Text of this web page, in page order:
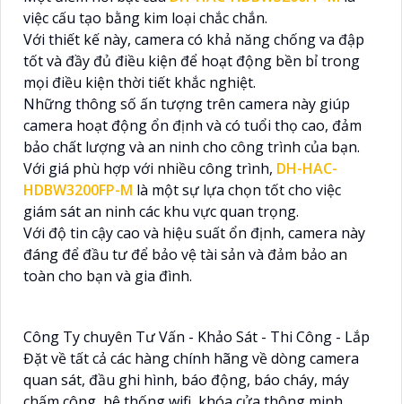
việc cấu tạo bằng kim loại chắc chắn.
Với thiết kế này, camera có khả năng chống va đập
tốt và đầy đủ điều kiện để hoạt động bền bỉ trong
mọi điều kiện thời tiết khắc nghiệt.
Những thông số ấn tượng trên camera này giúp
camera hoạt động ổn định và có tuổi thọ cao, đảm
bảo chất lượng và an ninh cho công trình của bạn.
Với giá phù hợp với nhiều công trình, DH-HAC-
HDBW3200FP-M là một sự lựa chọn tốt cho việc
giám sát an ninh các khu vực quan trọng.
Với độ tin cậy cao và hiệu suất ổn định, camera này
đáng để đầu tư để bảo vệ tài sản và đảm bảo an
toàn cho bạn và gia đình.
Công Ty chuyên Tư Vấn - Khảo Sát - Thi Công - Lắp
Đặt về tất cả các hàng chính hãng về dòng camera
quan sát, đầu ghi hình, báo động, báo cháy, máy